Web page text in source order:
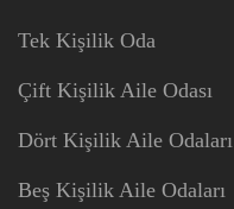
Tek Kişilik Oda
Çift Kişilik Aile Odası
Dört Kişilik Aile Odaları
Beş Kişilik Aile Odaları